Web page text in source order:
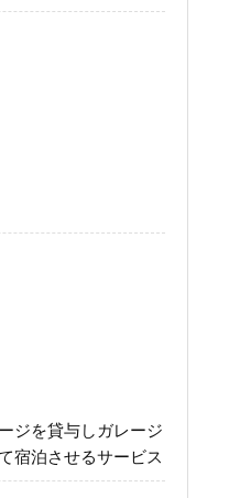
ジを貸与しガレージ
宿泊させるサービス